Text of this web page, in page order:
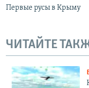
Первые русы в Крыму
ЧИТАЙТЕ